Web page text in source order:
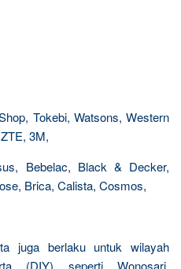
Tokebi, Watsons, Western
3M,
Bebelac, Black & Decker,
Brica, Calista, Cosmos,
juga berlaku untuk wilayah